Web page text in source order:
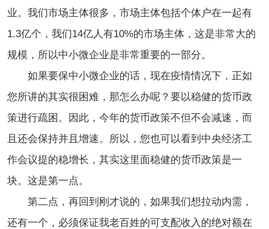
业。我们市场主体很多，市场主体包括个体户在一起有
1.3亿个，我们14亿人有10%的市场主体，这是非常大的
规模，所以中小微企业是非常重要的一部分。
如果要保中小微企业的话，现在疫情情况下，正如
您所讲的其实很困难，那怎么办呢？要以稳健的货币政
策进行疏困。因此，今年的货币政策不但不会减速，而
且还会保持并且增速。所以，您也可以看到中央经济工
作会议提的稳增长，其实这里面稳健的货币政策是一
块。这是第一点。
第二点，再回到刚才说的，如果我们想拉动内需，
还有一个，必须保证我老百姓的可支配收入的绝对额在